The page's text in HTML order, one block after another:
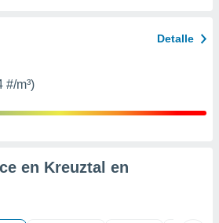
Detalle
#/m³)
en Kreuztal en